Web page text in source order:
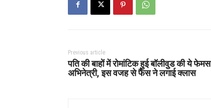
Previous article
पति की बाहों में रोमांटिक हुई बॉलीवुड की ये फेमस
अभिनेत्री, इस वजह से फैंस ने लगाई क्लास